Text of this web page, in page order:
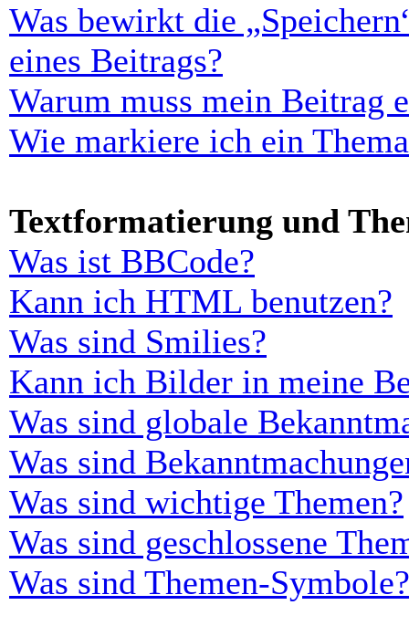
Was bewirkt die
eines Beitrags?
Warum muss mein Beitrag
Wie markiere ich ein
Textformatierung und
Was ist BBCode?
Kann ich HTML benutzen?
Was sind Smilies?
Kann ich Bilder in meine
Was sind globale
Was sind
Was sind wichtige Themen?
Was sind geschlossene
Was sind Themen-Symbole?